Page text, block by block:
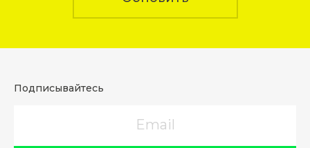
Подписывайтесь